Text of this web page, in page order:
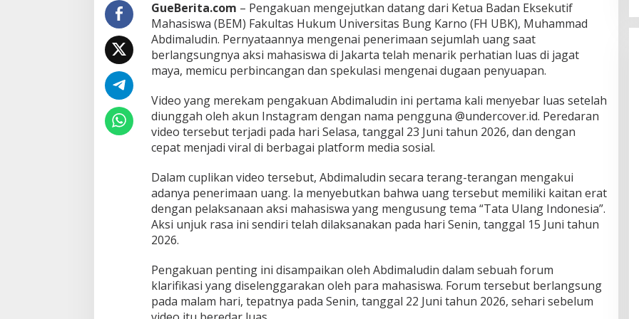
a
s
i
s
w
a
D
u
g
a
a
S
u
a
p
J
i
P
e
r
GueBerita.com – Pengakuan mengejutkan datang dari Ketua Badan Eksekutif
Mahasiswa (BEM) Fakultas Hukum Universitas Bung Karno (FH UBK), Muhammad
Abdimaludin. Pernyataannya mengenai penerimaan sejumlah uang saat
berlangsungnya aksi mahasiswa di Jakarta telah menarik perhatian luas di jagat
maya, memicu perbincangan dan spekulasi mengenai dugaan penyuapan.
Video yang merekam pengakuan Abdimaludin ini pertama kali menyebar luas setelah
diunggah oleh akun Instagram dengan nama pengguna @undercover.id. Peredaran
video tersebut terjadi pada hari Selasa, tanggal 23 Juni tahun 2026, dan dengan
cepat menjadi viral di berbagai platform media sosial.
Dalam cuplikan video tersebut, Abdimaludin secara terang-terangan mengakui
adanya penerimaan uang. Ia menyebutkan bahwa uang tersebut memiliki kaitan erat
dengan pelaksanaan aksi mahasiswa yang mengusung tema “Tata Ulang Indonesia”.
Aksi unjuk rasa ini sendiri telah dilaksanakan pada hari Senin, tanggal 15 Juni tahun
2026.
Pengakuan penting ini disampaikan oleh Abdimaludin dalam sebuah forum
klarifikasi yang diselenggarakan oleh para mahasiswa. Forum tersebut berlangsung
pada malam hari, tepatnya pada Senin, tanggal 22 Juni tahun 2026, sehari sebelum